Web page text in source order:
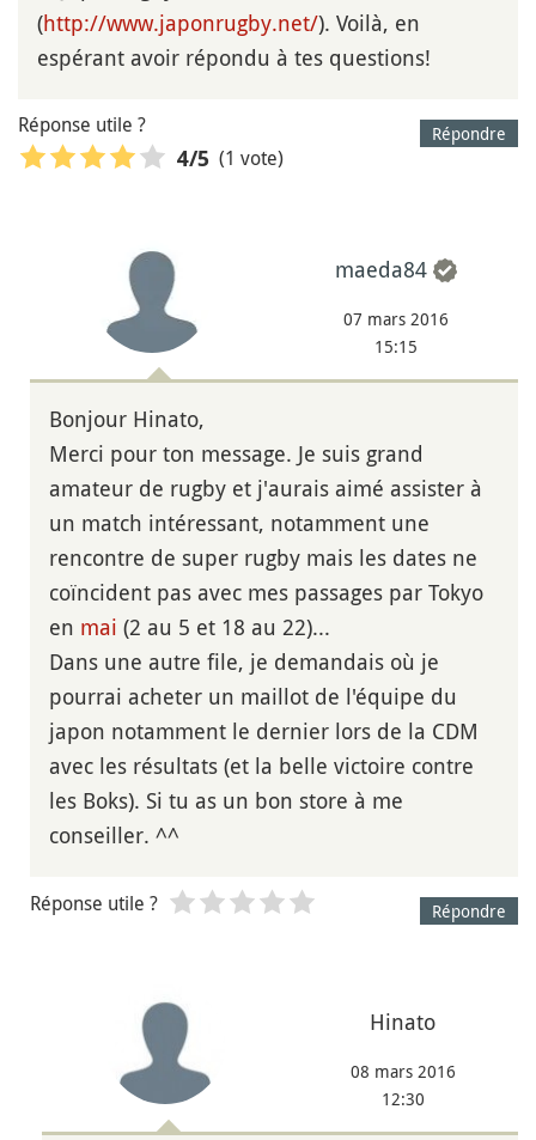
(http://www.japonrugby.net/). Voilà, en
espérant avoir répondu à tes questions!
Répondre
Réponse utile ?
4/5 (1 vote)
maeda84
07 mars 2016
15:15
Bonjour Hinato,
Merci pour ton message. Je suis grand
amateur de rugby et j'aurais aimé assister à
un match intéressant, notamment une
rencontre de super rugby mais les dates ne
coïncident pas avec mes passages par Tokyo
en mai (2 au 5 et 18 au 22)...
Dans une autre file, je demandais où je
pourrai acheter un maillot de l'équipe du
japon notamment le dernier lors de la CDM
avec les résultats (et la belle victoire contre
les Boks). Si tu as un bon store à me
conseiller. ^^
Répondre
Réponse utile ?
Hinato
08 mars 2016
12:30